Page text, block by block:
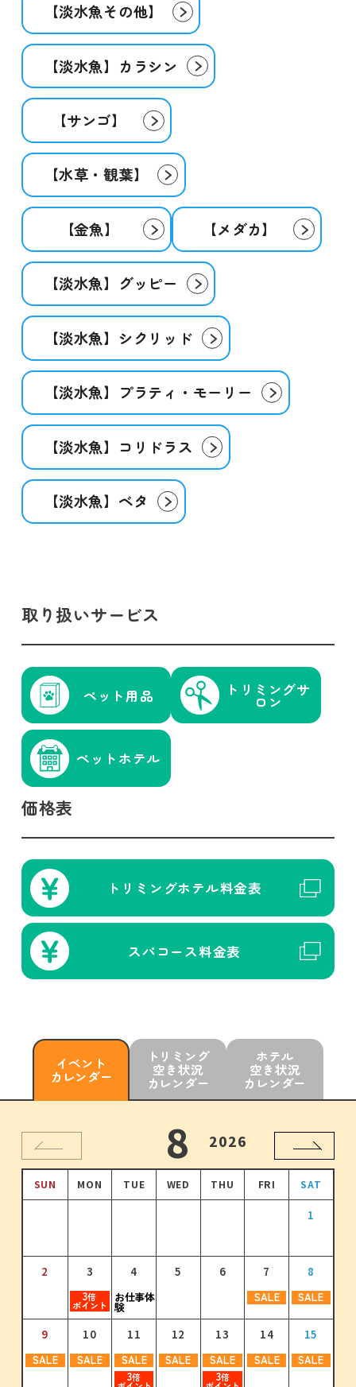
【淡水魚その他】
【淡水魚】カラシン
【サンゴ】
【水草・観葉】
【金魚】 【メダカ】
【淡水魚】グッピー
【淡水魚】シクリッド
【淡水魚】プラティ・モーリー
【淡水魚】コリドラス
【淡水魚】ベタ
取り扱いサービス
ペット用品 トリミングサ
ロン
ペットホテル
価格表
トリミングホテル料金表
スパコース料金表
イベント
カレンダー
トリミング
空き状況
カレンダー
ホテル
空き状況
カレンダー
8 2026
SUN MON TUE WED THU FRI SAT
1
2 3
3倍
ポイント
4
お仕事体
験
5 6
7
SALE
8
SALE
9
SALE
10
SALE
11
SALE
3倍
12
SALE
13
SALE
3倍
14
SALE
15
SALE
9 2026
SUN MON TUE WED THU FRI SAT
5
6 7 8 9 10 11
3倍
ポイント
12
13
3倍
ポイント
14 15 16 17 18 19
10 2026
SUN MON TUE WED THU FRI SAT
3
4 5 6 7 8 9 10
11
3倍
ポイント
12 13
3倍
ポイント
14 15 16 17
11 2026
SUN MON TUE WED THU FRI SAT
7
8 9 10 11 12 13
3倍
ポイント
14
15
3倍
ポイント
16 17 18 19 20 21
12 2026
SUN MON TUE WED THU FRI SAT
5
6 7 8 9 10 11
3倍
ポイント
12
13
3倍
ポイント
14 15 16 17 18 19
1 2027
SUN MON TUE WED THU FRI SAT
2
3 4 5 6 7 8 9
10 11
3倍
ポイント
12 13
3倍
ポイント
14 15 16